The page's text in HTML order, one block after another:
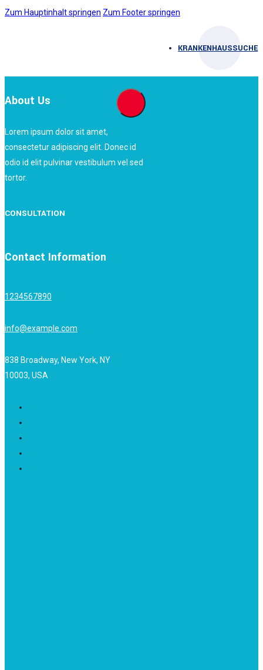
Zum Hauptinhalt springen Zum Footer springen
KRANKENHAUSSUCHE
About Us
Lorem ipsum dolor sit amet,
consectetur adipiscing elit. Donec id
odio id elit pulvinar vestibulum vel sed
tortor.
CONSULTATION
Contact Information
1234567890
info@example.com
838 Broadway, New York, NY
10003, USA